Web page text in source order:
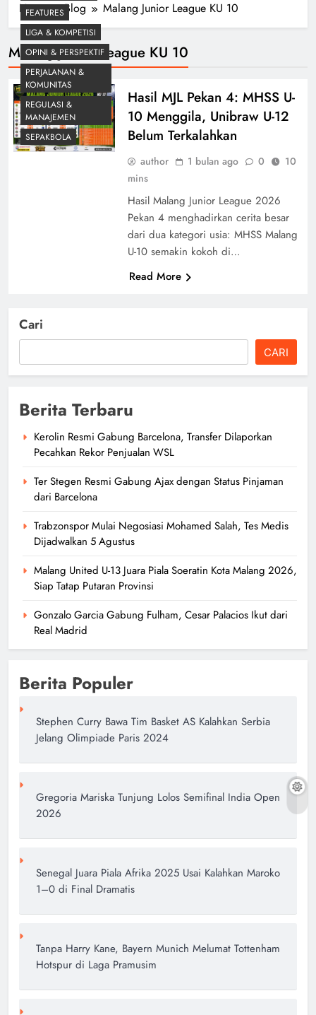
Home Blog Malang Junior League KU 10
Malang Junior League KU 10
FEATURES
LIGA & KOMPETISI
OPINI & PERSPEKTIF
PERJALANAN &
KOMUNITAS
REGULASI &
MANAJEMEN
SEPAKBOLA
Hasil MJL Pekan 4: MHSS U-
10 Menggila, Unibraw U-12
Belum Terkalahkan
author 1 bulan ago 0
10
mins
Hasil Malang Junior League 2026
Pekan 4 menghadirkan cerita besar
dari dua kategori usia: MHSS Malang
U-10 semakin kokoh di…
Read More
Cari
CARI
Berita Terbaru
Kerolin Resmi Gabung Barcelona, Transfer Dilaporkan
Pecahkan Rekor Penjualan WSL
Ter Stegen Resmi Gabung Ajax dengan Status Pinjaman
dari Barcelona
Trabzonspor Mulai Negosiasi Mohamed Salah, Tes Medis
Dijadwalkan 5 Agustus
Malang United U-13 Juara Piala Soeratin Kota Malang 2026,
Siap Tatap Putaran Provinsi
Gonzalo Garcia Gabung Fulham, Cesar Palacios Ikut dari
Real Madrid
Berita Populer
Stephen Curry Bawa Tim Basket AS Kalahkan Serbia
Jelang Olimpiade Paris 2024
Gregoria Mariska Tunjung Lolos Semifinal India Open
2026
Senegal Juara Piala Afrika 2025 Usai Kalahkan Maroko
1–0 di Final Dramatis
Tanpa Harry Kane, Bayern Munich Melumat Tottenham
Hotspur di Laga Pramusim